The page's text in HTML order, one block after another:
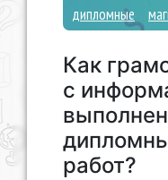
дипломные
Как
с
работ?